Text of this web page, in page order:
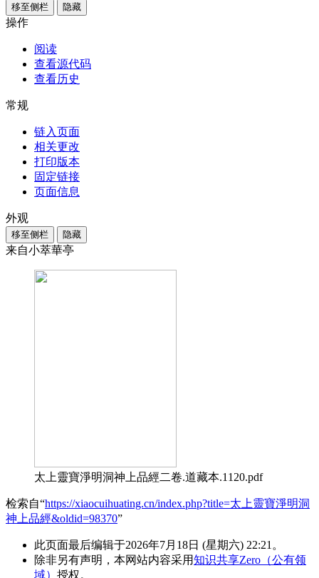
移至侧栏 隐藏
操作
阅读
查看源代码
查看历史
常规
链入页面
相关更改
打印版本
固定链接
页面信息
外观
移至侧栏 隐藏
来自小萃華亭
太上靈寶淨明洞神上品經二卷.道藏本.1120.pdf
检索自“https://xiaocuihuating.cn/index.php?title=太上靈寶淨明洞
神上品經&oldid=98370”
此页面最后编辑于2026年7月18日 (星期六) 22:21。
除非另有声明，本网站内容采用知识共享Zero（公有领
域） 授权。